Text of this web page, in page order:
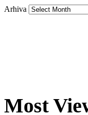
Arhiva
Most